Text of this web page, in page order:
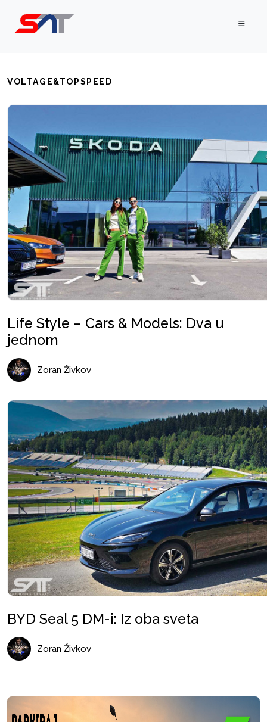
VOLTAGE&TOPSPEED
Life Style – Cars & Models: Dva u
jednom
Zoran Živkov
BYD Seal 5 DM-i: Iz oba sveta
Zoran Živkov